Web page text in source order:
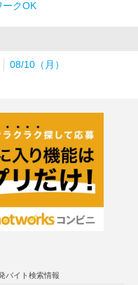
ークOK
08/10（月）
バイト検索情報